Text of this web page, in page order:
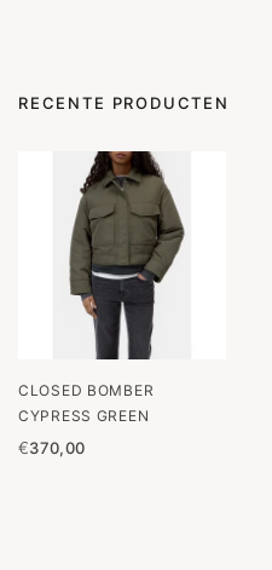
RECENTE PRODUCTEN
CLOSED BOMBER
CYPRESS GREEN
€370,00